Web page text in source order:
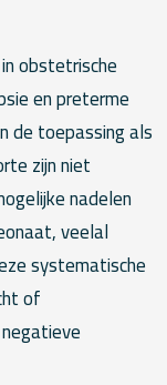
obstetrische
en preterme
de toepassing als
zijn niet
nadelen
veelal
systematische
of